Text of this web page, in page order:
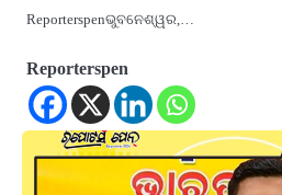
Reporterspenଭୁବନେଶ୍ୱର,…
Reporterspen